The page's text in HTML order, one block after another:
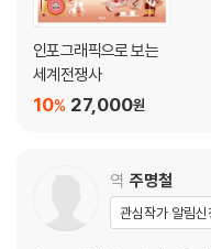
인포그래픽으로 보는
세계전쟁사
27,000원
10%
역 주명철
관심작가 알림신